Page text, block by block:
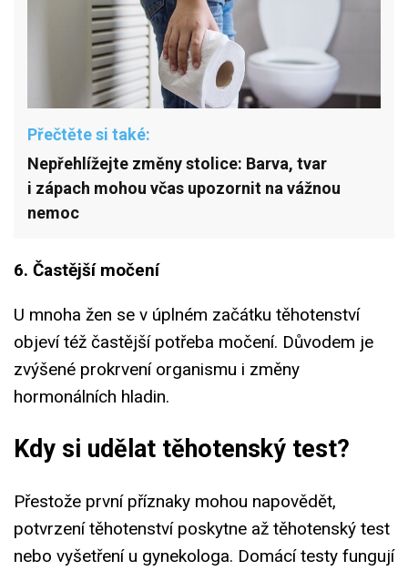
Přečtěte si také:
Nepřehlížejte změny stolice: Barva, tvar
i zápach mohou včas upozornit na vážnou
nemoc
6. Častější močení
U mnoha žen se v úplném začátku těhotenství
objeví též častější potřeba močení. Důvodem je
zvýšené prokrvení organismu i změny
hormonálních hladin.
Kdy si udělat těhotenský test?
Přestože první příznaky mohou napovědět,
potvrzení těhotenství poskytne až těhotenský test
nebo vyšetření u gynekologa. Domácí testy fungují